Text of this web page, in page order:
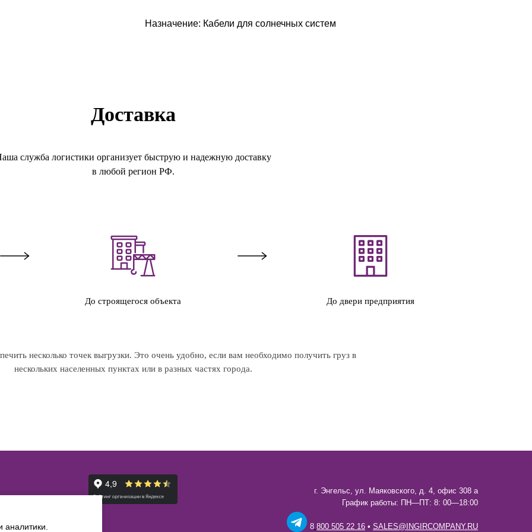
Назначение: Кабели для солнечных систем
Доставка
служба логистики организует быструю и надежную доставку
в любой регион РФ.
До строящегося объекта До двери предприятия
несколько точек выгрузки. Это очень удобно, если вам необходимо получить груз в
нескольких населенных пунктах или в разных частях города.
г. Энгельс, ул. Маяковского, д. 4, офис 308 а
График работы: ПН—ПТ: 8: 00—18:00
8 800 505 22 16 • SALES@INGIRCOMPANY.RU